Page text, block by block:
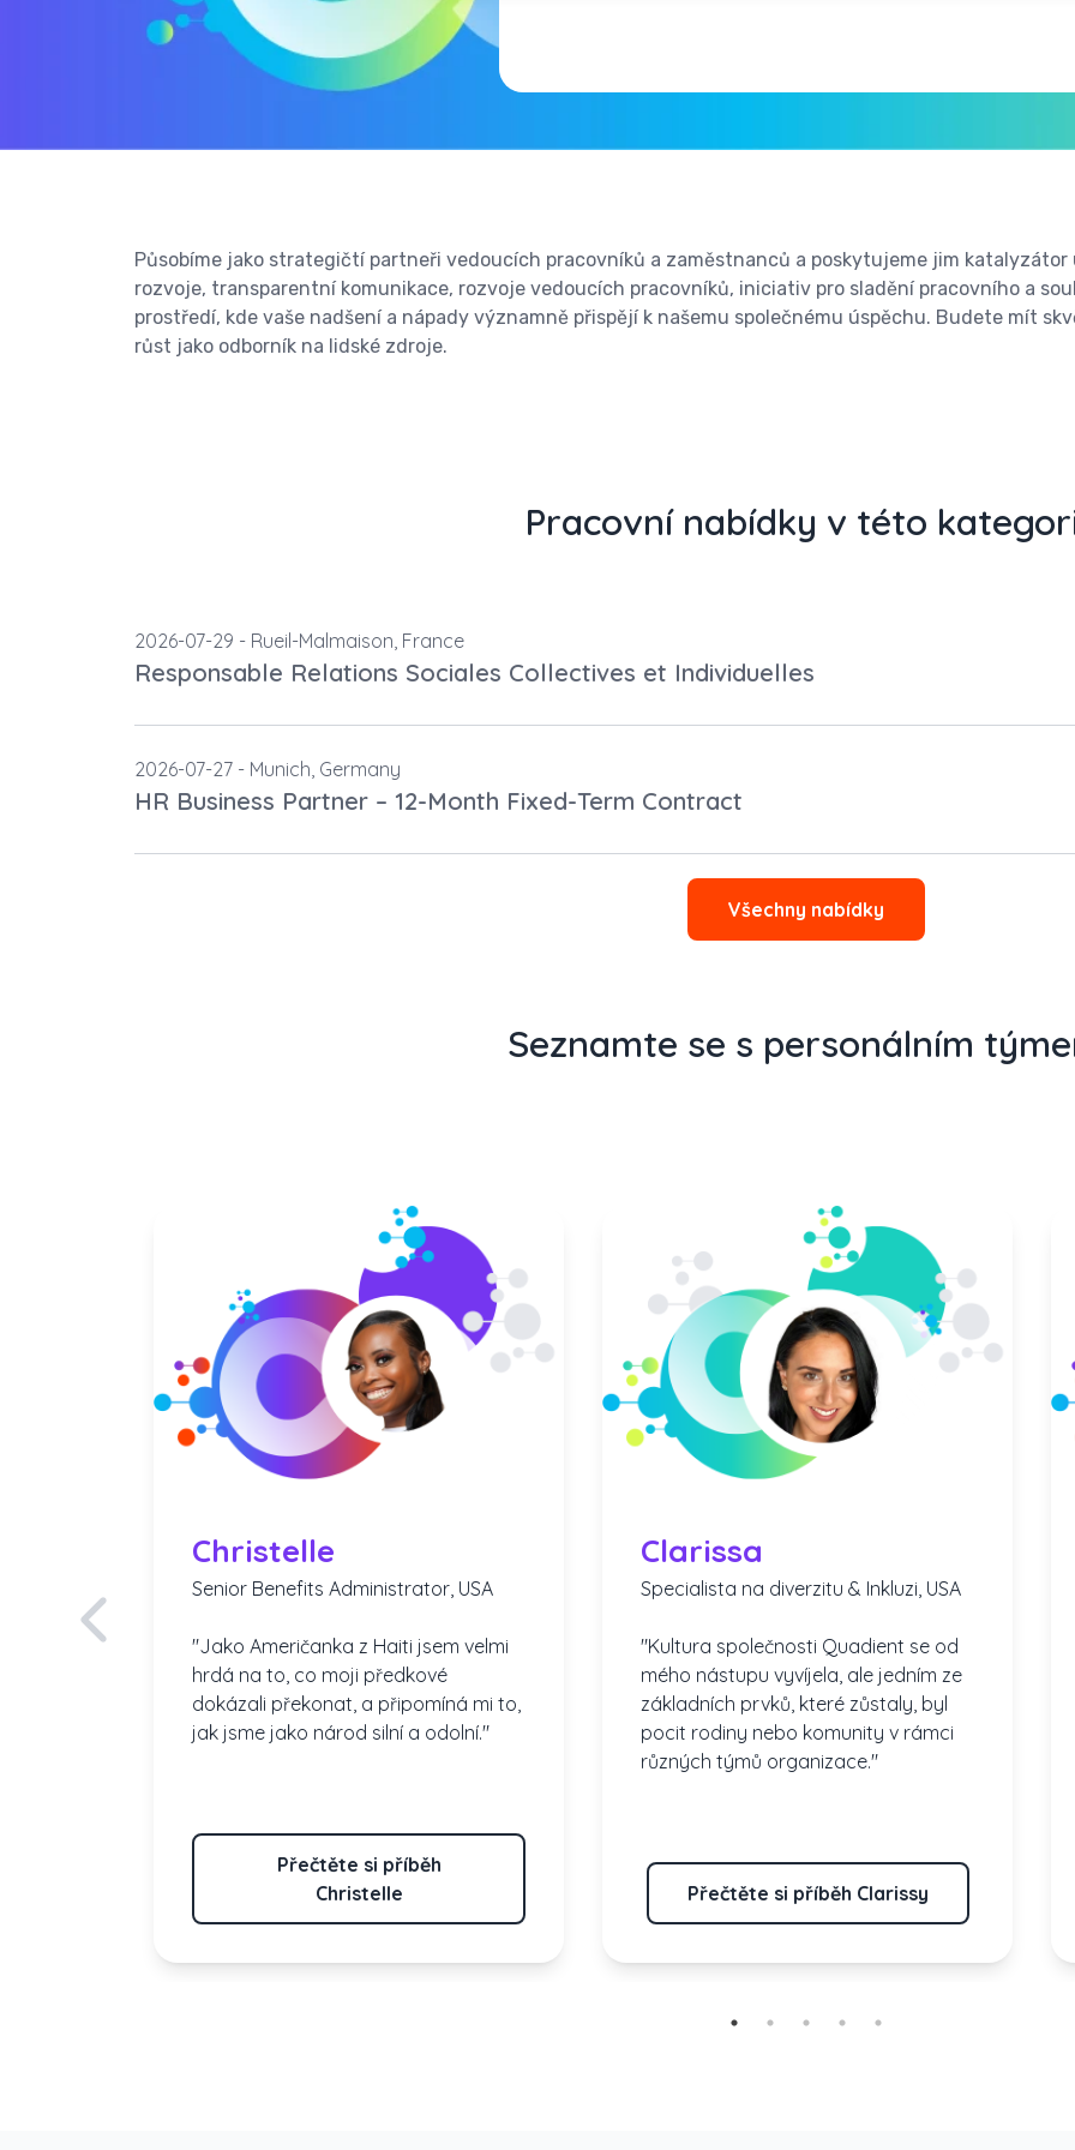
Působíme jako strategičtí partneři vedoucích pracovníků a zaměstnanců a poskytujeme jim
rozvoje, transparentní komunikace, rozvoje vedoucích pracovníků, iniciativ pro sladění pracovního a
prostředí, kde vaše nadšení a nápady významně přispějí k našemu společnému úspěchu. Budete mít
růst jako odborník na lidské zdroje.
Pracovní nabídky v této
2026-07-29 - Rueil-Malmaison, France
Responsable Relations Sociales Collectives et Individuelles
2026-07-27 - Munich, Germany
HR Business Partner – 12-Month Fixed-Term Contract
Všechny nabídky
Seznamte se s personálním
Christelle
Senior Benefits Administrator, USA
"Jako Američanka z Haiti jsem velmi
hrdá na to, co moji předkové
dokázali překonat, a připomíná mi to,
jak jsme jako národ silní a odolní."
Přečtěte si příběh
Christelle
Clarissa
Specialista na diverzitu & Inkluzi, USA
"Kultura společnosti Quadient se od
mého nástupu vyvíjela, ale jedním ze
základních prvků, které zůstaly, byl
pocit rodiny nebo komunity v rámci
různých týmů organizace."
Přečtěte si příběh Clarissy